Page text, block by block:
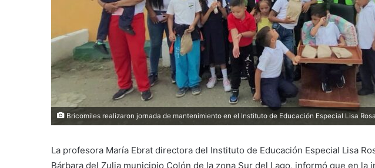
Bricomiles realizaron jornada de mantenimiento en el Instituto de Educación Especial Lisa
La profesora María Ebrat directora del Instituto de Educación Especial Lisa
Bárbara del Zulia municipio Colón de la zona Sur del Lago, informó que en la